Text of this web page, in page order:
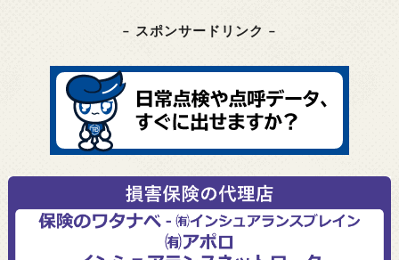
– スポンサードリンク –